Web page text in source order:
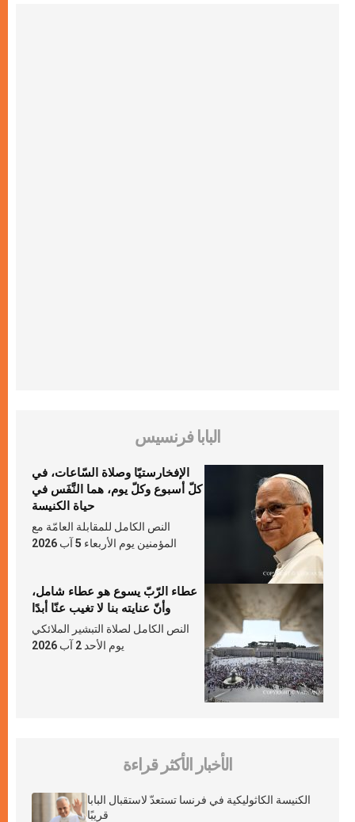
البابا فرنسيس
الإفخارستيّا وصلاة السّاعات، في
كلّ أسبوع وكلّ يوم، هما النَّفَس في
حياة الكنيسة
النص الكامل للمقابلة العامّة مع
المؤمنين يوم الأربعاء 5 آب 2026
عطاء الرّبّ يسوع هو عطاء شامل،
وأنّ عنايته بنا لا تغيب عنّا أبدًا
النص الكامل لصلاة التبشير الملائكي
يوم الأحد 2 آب 2026
الأخبار الأكثر قراءة
الكنيسة الكاثوليكية في فرنسا تستعدّ لاستقبال البابا
قريبًا